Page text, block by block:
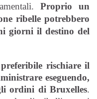
Proprio un
ribelle potrebbero
giorni il destino del
rischiare il
eseguendo,
ordini di Bruxelles.